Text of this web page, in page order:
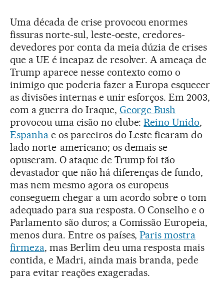
Uma década de crise provocou enormes
fissuras norte-sul, leste-oeste, credores-
devedores por conta da meia dúzia de crises
que a UE é incapaz de resolver. A ameaça de
Trump aparece nesse contexto como o
inimigo que poderia fazer a Europa esquecer
as divisões internas e unir esforços. Em 2003,
com a guerra do Iraque, George Bush
provocou uma cisão no clube:Reino Unido,
Espanhae os parceiros do Leste ficaram do
lado norte-americano; os demais se
opuseram. O ataque de Trump foi tão
devastador que não há diferenças de fundo,
mas nem mesmo agora os europeus
conseguem chegar a um acordo sobre o tom
adequado para sua resposta. O Conselho e o
Parlamento são duros; a Comissão Europeia,
menos dura. Entre os países,Paris mostra
firmeza, mas Berlim deu uma resposta mais
contida, e Madri, ainda mais branda, pede
para evitar reações exageradas.